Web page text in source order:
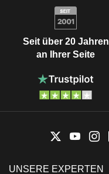
Seit über 20 Jahren
an Ihrer Seite
UNSERE EXPERTEN